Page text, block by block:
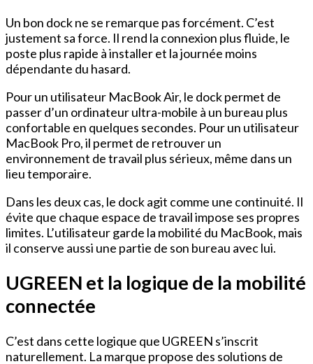
Un bon dock ne se remarque pas forcément. C’est
justement sa force. Il rend la connexion plus fluide, le
poste plus rapide à installer et la journée moins
dépendante du hasard.
Pour un utilisateur MacBook Air, le dock permet de
passer d’un ordinateur ultra-mobile à un bureau plus
confortable en quelques secondes. Pour un utilisateur
MacBook Pro, il permet de retrouver un
environnement de travail plus sérieux, même dans un
lieu temporaire.
Dans les deux cas, le dock agit comme une continuité. Il
évite que chaque espace de travail impose ses propres
limites. L’utilisateur garde la mobilité du MacBook, mais
il conserve aussi une partie de son bureau avec lui.
UGREEN et la logique de la mobilité
connectée
C’est dans cette logique que UGREEN s’inscrit
naturellement. La marque propose des solutions de